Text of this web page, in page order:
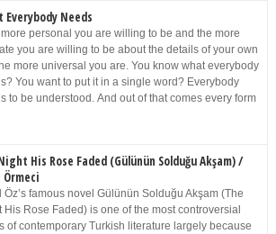
Everybody Needs
more personal you are willing to be and the more
you are willing to be about the details of your own
more universal you are. You know what everybody
You want to put it in a single word? Everybody
to be understood. And out of that comes every form
His Rose Faded (Gülünün Solduğu Akşam) /
Örmeci
Öz’s famous novel Gülünün Solduğu Akşam (The
His Rose Faded) is one of the most controversial
of contemporary Turkish literature largely because